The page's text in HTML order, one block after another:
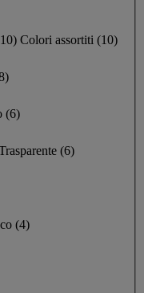
10) Colori assortiti (10)
(6)
(6)
(4)